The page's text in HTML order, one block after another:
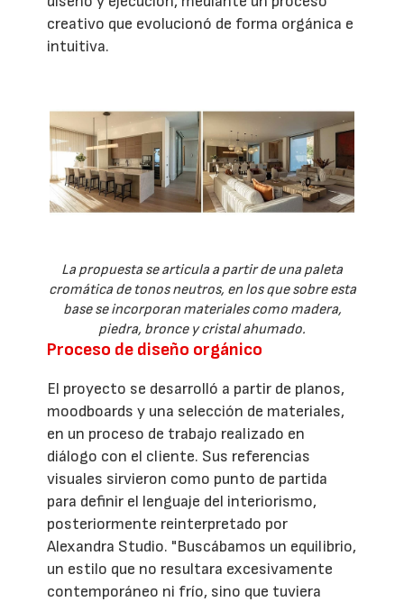
creativo que evolucionó de forma orgánica e
intuitiva.
La propuesta se articula a partir de una paleta
cromática de tonos neutros, en los que sobre esta
base se incorporan materiales como madera,
piedra, bronce y cristal ahumado.
Proceso de diseño orgánico
El proyecto se desarrolló a partir de planos,
moodboards y una selección de materiales,
en un proceso de trabajo realizado en
diálogo con el cliente. Sus referencias
visuales sirvieron como punto de partida
para definir el lenguaje del interiorismo,
posteriormente reinterpretado por
Alexandra Studio. "Buscábamos un equilibrio,
un estilo que no resultara excesivamente
contemporáneo ni frío, sino que tuviera